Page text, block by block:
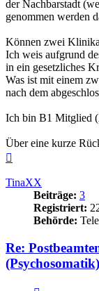
der Nachbarstadt
genommen werden
Können zwei
Ich weis aufgrund
in ein gesetzliches
Was ist mit einem
nach dem
Ich bin B1 Mitglied
Über eine kurze
TinaXX
Beiträge: 3
Registriert:
Behörde:
Re: